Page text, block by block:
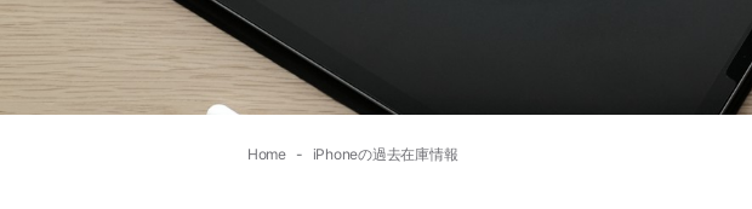
Home iPhoneの過去在庫情報